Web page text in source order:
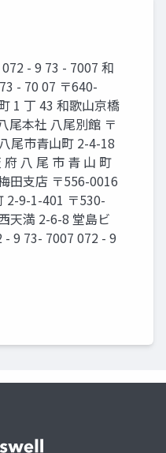
- 9 73 - 7007 和
- 70 07 〒640-
1 丁 43 和歌山京橋
尾本社 八尾別館 〒
尾市青山町 2-4-18
八 尾 市 青 山 町
田支店 〒556-0016
2-9-1-401 〒530-
天満 2-6-8 堂島ビ
- 9 73- 7007 072 - 9